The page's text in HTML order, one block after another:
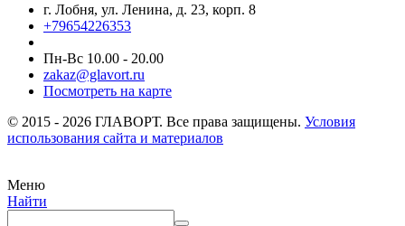
г. Лобня, ул. Ленина, д. 23, корп. 8
+79654226353
Пн-Вс 10.00 - 20.00
zakaz@glavort.ru
Посмотреть на карте
© 2015 - 2026 ГЛАВОРТ. Все права защищены. Условия
использования сайта и материалов
Меню
Найти